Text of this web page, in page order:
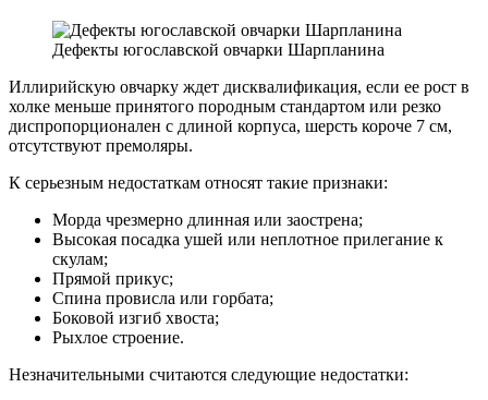
Дефекты югославской овчарки Шарпланина
Иллирийскую овчарку ждет дисквалификация, если ее рост в
холке меньше принятого породным стандартом или резко
диспропорционален с длиной корпуса, шерсть короче 7 см,
отсутствуют премоляры.
К серьезным недостаткам относят такие признаки:
Морда чрезмерно длинная или заострена;
Высокая посадка ушей или неплотное прилегание к
скулам;
Прямой прикус;
Спина провисла или горбата;
Боковой изгиб хвоста;
Рыхлое строение.
Незначительными считаются следующие недостатки: